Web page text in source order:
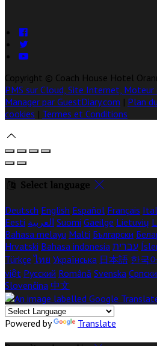
Copyright © Coach House Hotel
PMS sur Cloud, Site Internet,
Manager par GuestDiary.com | Plan
cookies | Termes et Conditions
Select language
Deutsch English Español Français
Eesti العربية Suomi Gaeilge Lietuvių
Bahasa melayu Malti Български
Hrvatski Bahasa indonesia עברית
Türkçe ไทย Українська 日本語 한국
việt Русский Română Svenska Српски
Slovenčina 中文
Powered by Translate